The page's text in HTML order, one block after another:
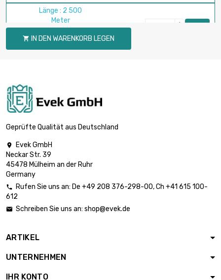
Länge : 2 500
Meter
Durchmesser :
0.15mm (0.0059
inch)
2.248,39 €
0.2mm (≈1/64
inch)
Meter
Durchmesser :
0.25mm (0.0098
inch)
Meter
0.3mm (0.0118
Durchmesser :
inch)
Länge : 500 Meter
 IN DEN WARENKORB LEGEN
Geprüfte Qualität aus Deutschland

Evek GmbH
Neckar Str. 39
45478 Mülheim an der Ruhr
Germany
 Rufen Sie uns an: De +49 208 376-298-00, Ch +41 615 100-
612
 Schreiben Sie uns an: shop@evek.de
ARTIKEL
UNTERNEHMEN
IHR KONTO